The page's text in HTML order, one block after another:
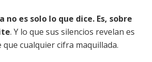
no es solo lo que dice. Es, sobre
. Y lo que sus silencios revelan es
cualquier cifra maquillada.